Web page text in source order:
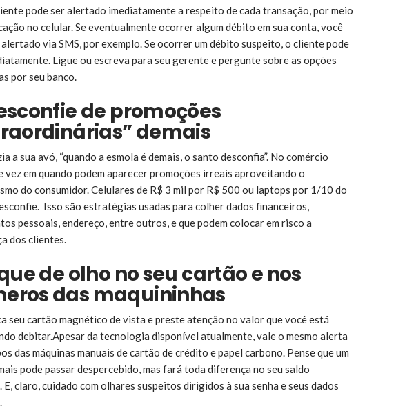
pode ser alertado imediatamente a respeito de cada transação, por meio
no celular. Se eventualmente ocorrer algum débito em sua conta, você
via SMS, por exemplo. Se ocorrer um débito suspeito, o cliente pode
Ligue ou escreva para seu gerente e pergunte sobre as opções
por seu banco.
de promoções
demais
a sua avó, “quando a esmola é demais, o santo desconfia”. No comércio
vez em quando podem aparecer promoções irreais aproveitando o
do consumidor. Celulares de R$ 3 mil por R$ 500 ou laptops por 1/10 do
Isso são estratégias usadas para colher dados financeiros,
pessoais, endereço, entre outros, e que podem colocar em risco a
dos clientes.
de olho no seu cartão e nos
das maquininhas
seu cartão magnético de vista e preste atenção no valor que você está
debitar.Apesar da tecnologia disponível atualmente, vale o mesmo alerta
das máquinas manuais de cartão de crédito e papel carbono. Pense que um
pode passar despercebido, mas fará toda diferença no seu saldo
E, claro, cuidado com olhares suspeitos dirigidos à sua senha e seus dados